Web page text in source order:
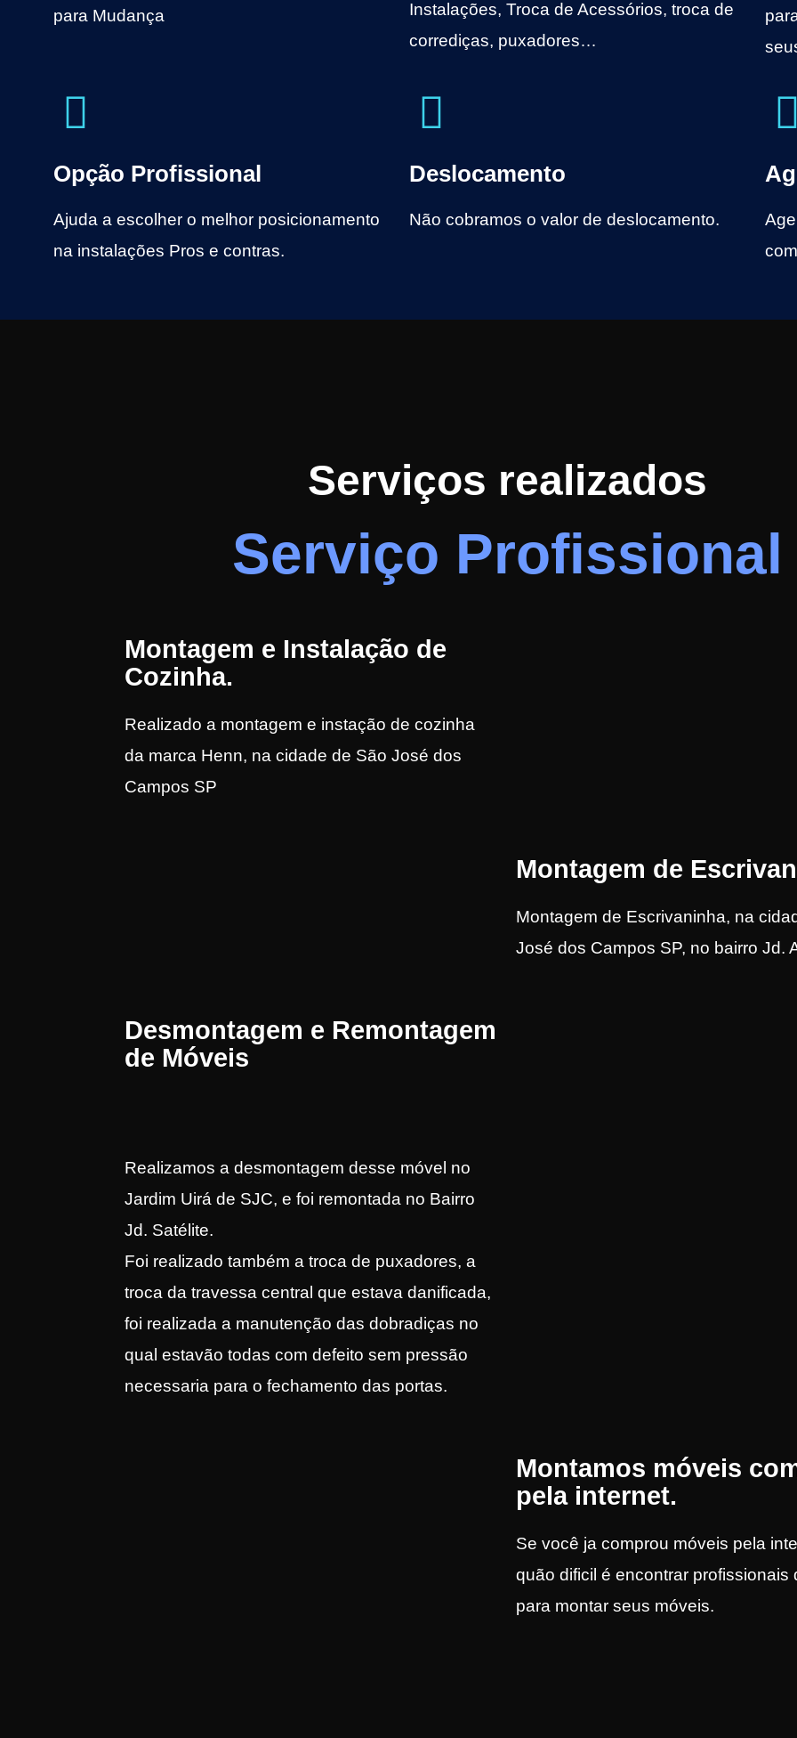
para Mudança
Instalações, Troca de Acessórios, troca de
corrediças, puxadores…
Opção Profissional
Ajuda a escolher o melhor posicionamento
na instalações Pros e contras.
Deslocamento
Não cobramos o valor de deslocamento.
Serviços realizados
Serviço Profissional
Montagem e Instalação de
Cozinha.
Realizado a montagem e instação de cozinha
da marca Henn, na cidade de São José dos
Campos SP
Montagem de
Montagem de Escrivaninha, na
José dos Campos SP, no bairro Jd.
Desmontagem e Remontagem
de Móveis
Realizamos a desmontagem desse móvel no
Jardim Uirá de SJC, e foi remontada no Bairro
Jd. Satélite.
Foi realizado também a troca de puxadores, a
troca da travessa central que estava danificada,
foi realizada a manutenção das dobradiças no
qual estavão todas com defeito sem pressão
necessaria para o fechamento das portas.
Montamos móveis
pela internet.
Se você ja comprou móveis pela
quão dificil é encontrar profissionais
para montar seus móveis.